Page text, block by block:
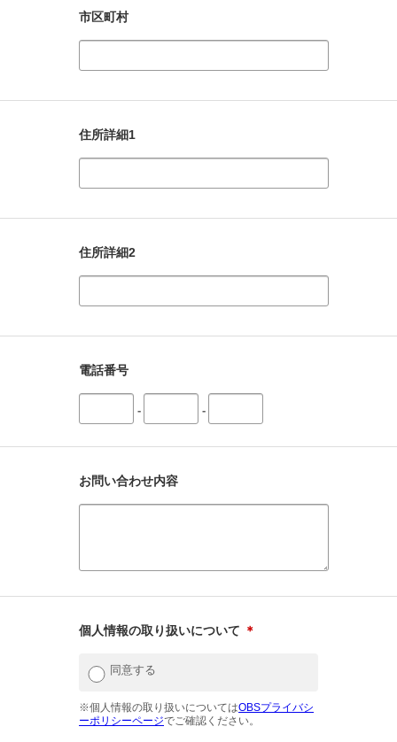
市区町村
住所詳細1
住所詳細2
電話番号
- -
お問い合わせ内容
個人情報の取り扱いについて ＊
同意する
※個人情報の取り扱いについてはOBSプライバシ
ーポリシーページでご確認ください。